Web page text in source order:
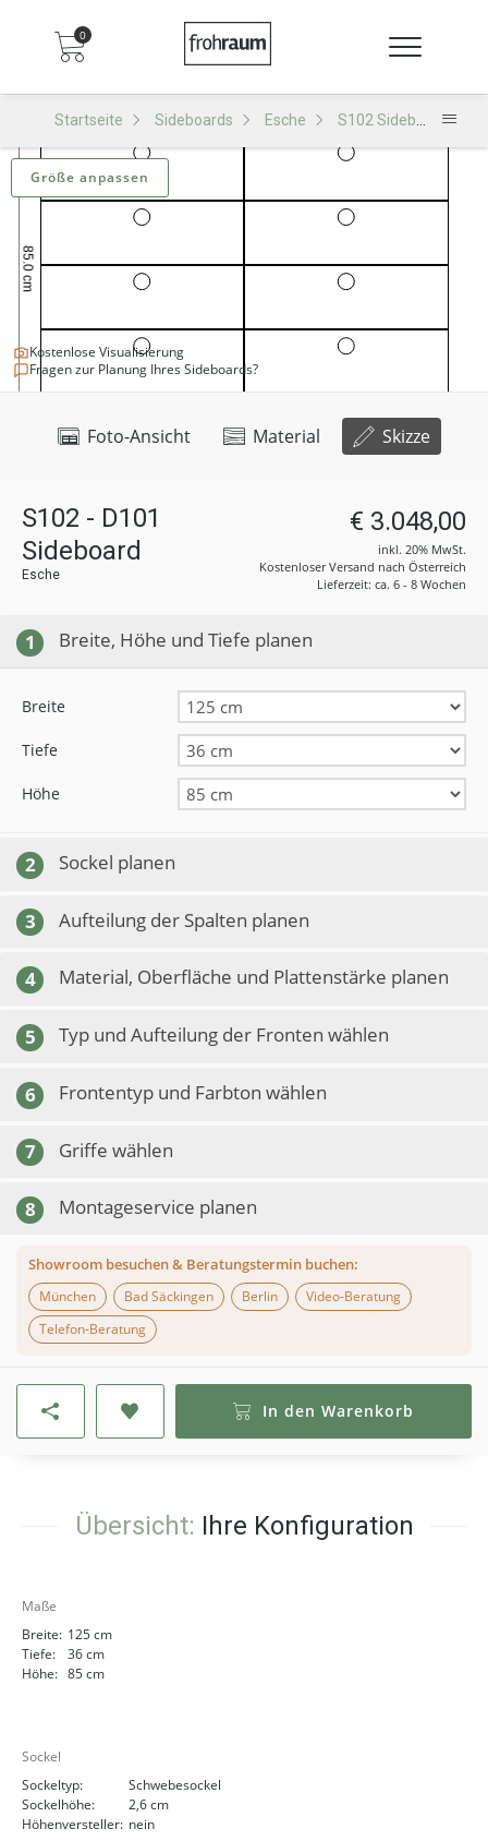
0
Startseite Sideboards Esche S102 Sideboard
Foto-Ansicht Material Skizze
Kostenlose Visualisierung
Fragen zur Planung Ihres Sideboards?
Größe anpassen
S102 - D101
Sideboard
Esche
€ 3.048,00
inkl. 20% MwSt.
Kostenloser Versand nach Österreich
Lieferzeit: ca. 6 - 8 Wochen
1 Breite, Höhe und Tiefe planen
Breite
Tiefe
Höhe
2 Sockel planen
3 Aufteilung der Spalten planen
4 Material, Oberfläche und Plattenstärke planen
5 Typ und Aufteilung der Fronten wählen
6 Frontentyp und Farbton wählen
7 Griffe wählen
8 Montageservice planen
Showroom besuchen & Beratungstermin buchen:
München
Bad Säckingen Berlin
Video-Beratung
Telefon-Beratung
In den Warenkorb
Übersicht: Ihre Konfiguration
Maße
Breite: 125 cm
Tiefe:
36 cm
Höhe: 85 cm
Sockel
Sockeltyp:
Schwebesockel
Sockelhöhe:
2,6 cm
Höhenversteller: nein